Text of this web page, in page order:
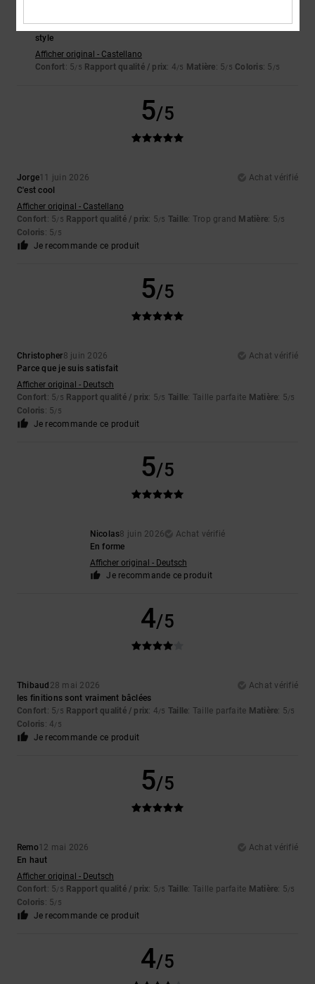
Almudena22 juin 2026
Achat vérifié
style
Afficher original - Castellano
Confort: 5/5 Rapport qualité / prix: 4/5 Matière: 5/5 Coloris: 5 /5
5/5
Jorge11 juin 2026
Achat vérifié
C'est cool
Afficher original - Castellano
Confort: 5/5 Rapport qualité / prix: 5/5 Taille: Trop grand Matière: 5/5
Coloris: 5/5
Je recommande ce produit
5/5
Christopher8 juin 2026
Achat vérifié
Parce que je suis satisfait
Afficher original - Deutsch
Confort: 5/5 Rapport qualité / prix: 5/5 Taille: Taille parfaite Matière: 5/5
Coloris: 5/5
Je recommande ce produit
5/5
Nicolas8 juin 2026
Achat vérifié
En forme
Afficher original - Deutsch
Je recommande ce produit
4/5
Thibaud 28 mai 2026
Achat vérifié
les finitions sont vraiment bâclées
Confort: 5/5 Rapport qualité / prix: 4/5 Taille: Taille parfaite Matière: 5/5
Coloris: 4/5
Je recommande ce produit
5/5
Remo12 mai 2026
Achat vérifié
En haut
Afficher original - Deutsch
Confort: 5/5 Rapport qualité / prix: 5/5 Taille: Taille parfaite Matière: 5/5
Coloris: 5/5
Je recommande ce produit
4/5